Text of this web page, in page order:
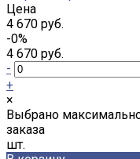
Цена
4 670 руб.
-0%
4 670 руб.
-
+
×
Выбрано
заказа
шт.